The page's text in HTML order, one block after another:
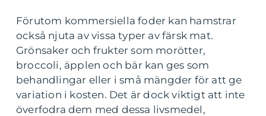
Förutom kommersiella foder kan hamstrar
också njuta av vissa typer av färsk mat.
Grönsaker och frukter som morötter,
broccoli, äpplen och bär kan ges som
behandlingar eller i små mängder för att ge
variation i kosten. Det är dock viktigt att inte
överfodra dem med dessa livsmedel,